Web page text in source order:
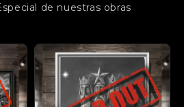
de nuestras obras